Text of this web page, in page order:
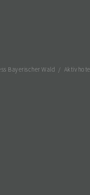
Bayerischer Wald /